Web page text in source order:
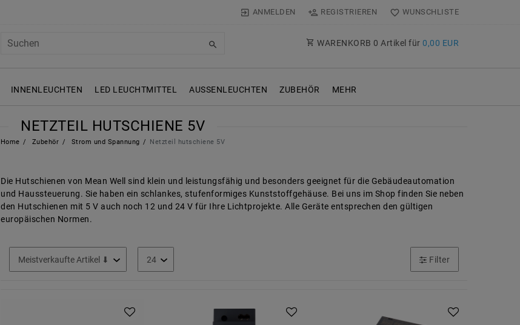
ANMELDEN REGISTRIEREN WUNSCHLISTE
WARENKORB 0 Artikel für 0,00 EUR
INNENLEUCHTEN LED LEUCHTMITTEL AUSSENLEUCHTEN ZUBEHÖR MEHR
NETZTEIL HUTSCHIENE 5V
Home Zubehör Strom und Spannung Netzteil hutschiene 5V
Die Hutschienen von Mean Well sind klein und leistungsfähig und besonders geeignet für die Gebäudeautomation
und Haussteuerung. Sie haben ein schlankes, stufenformiges Kunststoffgehäuse. Bei uns im Shop finden Sie neben
den Hutschienen mit 5 V auch noch 12 und 24 V für Ihre Lichtprojekte. Alle Geräte entsprechen den gültigen
europäischen Normen.
Filter